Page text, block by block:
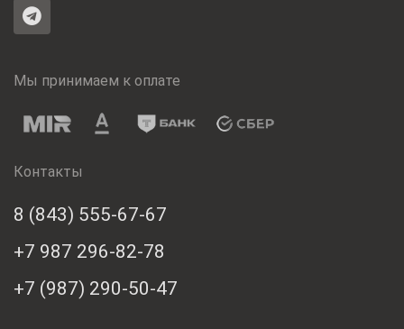
Мы принимаем к оплате
Контакты
8 (843) 555-67-67
+7 987 296-82-78
+7 (987) 290-50-47